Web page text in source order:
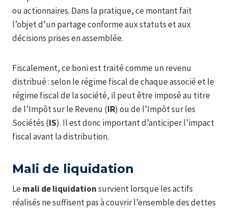
ou actionnaires. Dans la pratique, ce montant fait
l’objet d’un partage conforme aux statuts et aux
décisions prises en assemblée.
Fiscalement, ce boni est traité comme un revenu
distribué : selon le régime fiscal de chaque associé et le
régime fiscal de la société, il peut être imposé au titre
de l’Impôt sur le Revenu (IR) ou de l’Impôt sur les
Sociétés (IS). Il est donc important d’anticiper l’impact
fiscal avant la distribution.
Mali de liquidation
Lemali de liquidationsurvient lorsque les actifs
réalisés ne suffisent pas à couvrir l’ensemble des dettes